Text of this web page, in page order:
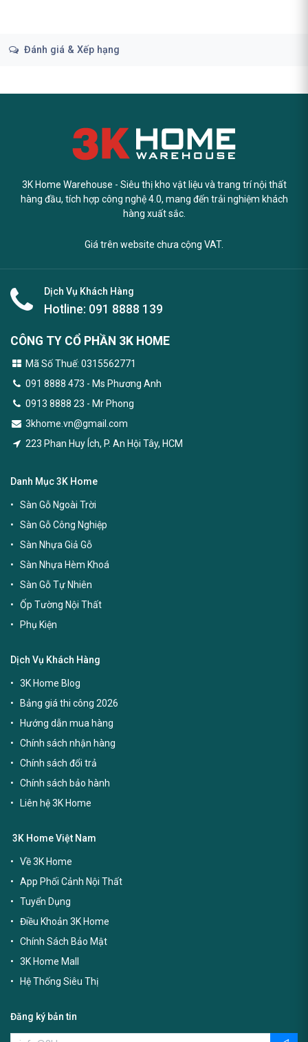
Đánh giá & Xếp hạng
3K Home Warehouse - Siêu thị kho vật liệu và trang trí nội thất
hàng đầu, tích hợp công nghệ 4.0, mang đến trải nghiệm khách
hàng xuất sắc.
Giá trên website chưa cộng VAT.
Dịch Vụ Khách Hàng
Hotline: 091 8888 139
CÔNG TY CỔ PHẦN 3K HOME
Mã Số Thuế: 0315562771
091 8888 473 - Ms Phương Anh
0913 8888 23 - Mr Phong
3khome.vn@gmail.com
223 Phan Huy Ích, P. An Hội Tây, HCM
Danh Mục 3K Home
Sàn Gỗ Ngoài Trời
Sàn Gỗ Công Nghiệp
Sàn Nhựa Giả Gỗ
Sàn Nhựa Hèm Khoá
Sàn Gỗ Tự Nhiên
Ốp Tường Nội Thất
Phụ Kiện
Dịch Vụ Khách Hàng
3K Home Blog
Bảng giá thi công 2026
Hướng dẫn mua hàng
Chính sách nhận hàng
Chính sách đổi trả
Chính sách bảo hành
Liên hệ 3K Home
3K Home Việt Nam
Về 3K Home
App Phối Cảnh Nội Thất
Tuyển Dụng
Điều Khoản 3K Home
Chính Sách Bảo Mật
3K Home Mall
Hệ Thống Siêu Thị
Đăng ký bản tin